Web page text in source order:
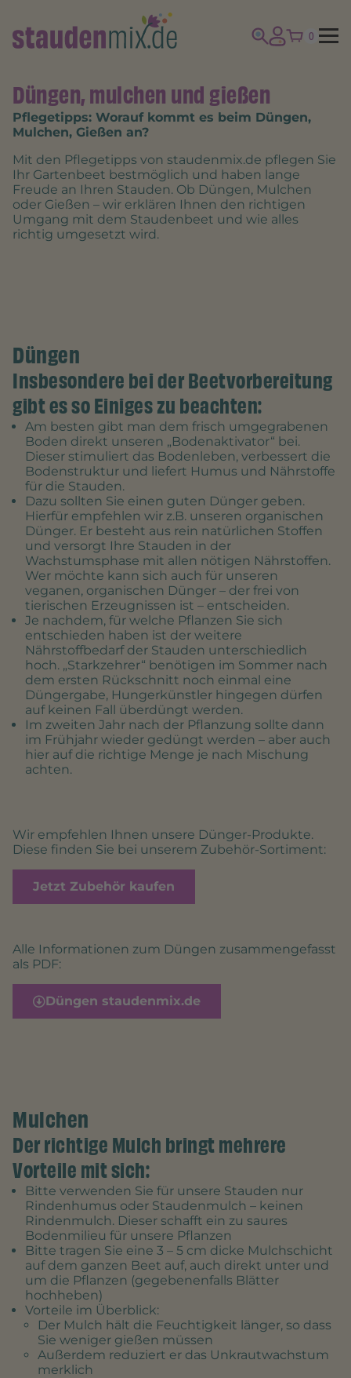
0
Düngen, mulchen und gießen
Pflegetipps: Worauf kommt es beim Düngen,
Mulchen, Gießen an?
Mit den Pflegetipps von staudenmix.de pflegen Sie
Ihr Gartenbeet bestmöglich und haben lange
Freude an Ihren Stauden. Ob Düngen, Mulchen
oder Gießen – wir erklären Ihnen den richtigen
Umgang mit dem Staudenbeet und wie alles
richtig umgesetzt wird.
Düngen
Insbesondere bei der Beetvorbereitung
gibt es so Einiges zu beachten:
Am besten gibt man dem frisch umgegrabenen
Boden direkt unseren „Bodenaktivator“ bei.
Dieser stimuliert das Bodenleben, verbessert die
Bodenstruktur und liefert Humus und Nährstoffe
für die Stauden.
Dazu sollten Sie einen guten Dünger geben.
Hierfür empfehlen wir z.B. unseren organischen
Dünger. Er besteht aus rein natürlichen Stoffen
und versorgt Ihre Stauden in der
Wachstumsphase mit allen nötigen Nährstoffen.
Wer möchte kann sich auch für unseren
veganen, organischen Dünger – der frei von
tierischen Erzeugnissen ist – entscheiden.
Je nachdem, für welche Pflanzen Sie sich
entschieden haben ist der weitere
Nährstoffbedarf der Stauden unterschiedlich
hoch. „Starkzehrer“ benötigen im Sommer nach
dem ersten Rückschnitt noch einmal eine
Düngergabe, Hungerkünstler hingegen dürfen
auf keinen Fall überdüngt werden.
Im zweiten Jahr nach der Pflanzung sollte dann
im Frühjahr wieder gedüngt werden – aber auch
hier auf die richtige Menge je nach Mischung
achten.
Wir empfehlen Ihnen unsere Dünger-Produkte.
Diese finden Sie bei unserem Zubehör-Sortiment:
Jetzt Zubehör kaufen
Alle Informationen zum Düngen zusammengefasst
als PDF:
Düngen staudenmix.de
Mulchen
Der richtige Mulch bringt mehrere
Vorteile mit sich:
Bitte verwenden Sie für unsere Stauden nur
Rindenhumus oder Staudenmulch – keinen
Rindenmulch. Dieser schafft ein zu saures
Bodenmilieu für unsere Pflanzen
Bitte tragen Sie eine 3 – 5 cm dicke Mulchschicht
auf dem ganzen Beet auf, auch direkt unter und
um die Pflanzen (gegebenenfalls Blätter
hochheben)
Vorteile im Überblick:
Der Mulch hält die Feuchtigkeit länger, so dass
Sie weniger gießen müssen
Außerdem reduziert er das Unkrautwachstum
merklich